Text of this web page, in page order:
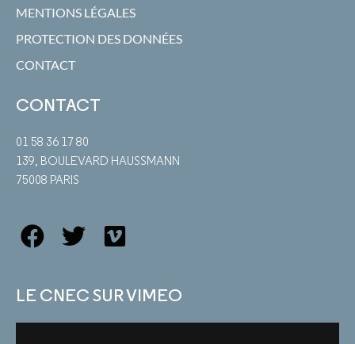
MENTIONS LÉGALES
PROTECTION DES DONNÉES
CONTACT
CONTACT
01 58 36 17 80
139, BOULEVARD HAUSSMANN
75008 PARIS
LE CNEC SUR VIMEO